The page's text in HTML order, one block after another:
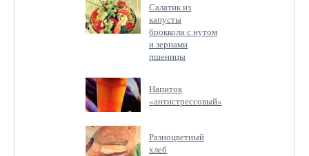
Салатик из
капусты
брокколи с нутом
и зернами
пшеницы
Напиток
«антистрессовый»
Разноцветный
хлеб